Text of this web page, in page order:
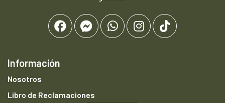
Información
Nosotros
Libro de Reclamaciones